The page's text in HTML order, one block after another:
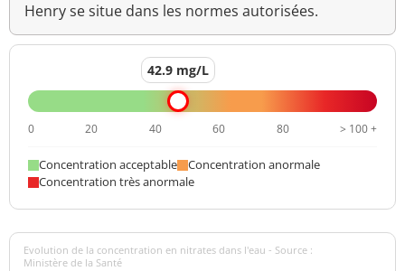
Henry se situe dans les normes autorisées.
42.9 mg/L
0 20 40 60 80 > 100 +
Concentration acceptable
Concentration anormale
Concentration très anormale
Evolution de la concentration en nitrates dans l'eau - Source :
Ministère de la Santé